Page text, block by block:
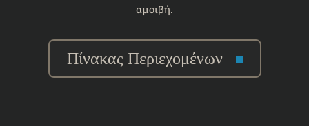
αμοιβή.
Πίνακας Περιεχομένων